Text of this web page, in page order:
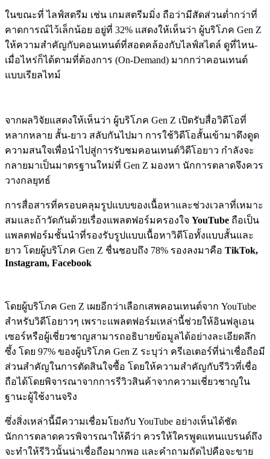
ในขณะที่ ไลฟ์สตรีม เช่น เกมสตรีมมิ่ง ถือว่ามีสัดส่วนต่ำกว่าที่
คาดการณ์ไว้เล็กน้อย อยู่ที่ 32% แสดงให้เห็นว่า ผู้บริโภค Gen Z
ให้ความสำคัญกับคอนเทนต์ที่สอดคล้องกับไลฟ์สไตล์ ดูที่ไหน-
เมื่อไหร่ก็ได้ตามที่ต้องการ (On-Demand) มากกว่าคอนเทนต์
แบบเรียลไทม์
จากผลวิจัยแสดงให้เห็นว่า ผู้บริโภค Gen Z เปิดรับสื่อวิดีโอที่
หลากหลาย สั้น-ยาว สลับกันไปมา การใช้วิดีโอสั้นเข้ามาดึงดูด
ความสนใจเพื่อนำไปสู่การรับชมคอนเทนต์วิดีโอยาว กำลังจะ
กลายมาเป็นมาตรฐานใหม่ที่ Gen Z มองหา นักการตลาดจึงควร
วางกลยุทธ์
การสื่อสารที่ครอบคลุมรูปแบบของเนื้อหาและช่วงเวลาที่เหมาะ
สมและถ้าวัดกันด้วยเรื่องแพลตฟอร์มครองใจ YouTube ถือเป็น
แพลตฟอร์มชั้นนำที่รองรับรูปแบบเนื้อหาวิดีโอทั้งแบบสั้นและ
ยาว โดยผู้บริโภค Gen Z ชื่นชอบถึง 78% รองลงมาคือ TikTok,
Instagram, Facebook
โดยผู้บริโภค Gen Z เผยอีกว่าเลือกเสพคอนเทนต์จาก YouTube
สำหรับวิดีโอยาวๆ เพราะแพลตฟอร์มเหล่านี้ช่วยให้อินฟลูเอน
เซอร์หรือผู้เชี่ยวชาญสามารถอธิบายข้อมูลได้อย่างละเอียดลึก
ซึ้ง โดย 97% ของผู้บริโภค Gen Z ระบุว่า ครีเอเตอร์ที่น่าเชื่อถือมี
ส่วนสำคัญในการตัดสินใจซื้อ โดยให้ความสำคัญกับรีวิวที่เชื่อ
ถือได้โดยพิจารณาจากการรีวิวสินค้าจากความเชี่ยวชาญใน
ฐานะผู้ใช้งานจริง
ซึ่งสิ่งเหล่านี้มีความเชื่อมโยงกับ YouTube อย่างเห็นได้ชัด
นักการตลาดควรพิจารณาให้ดีว่า ควรให้ใครพูดแทนแบรนด์ถึง
จะทำให้รีวิวนั้นน่าเชื่อถือมากพอ และคำถามถัดไปคือจะขาย